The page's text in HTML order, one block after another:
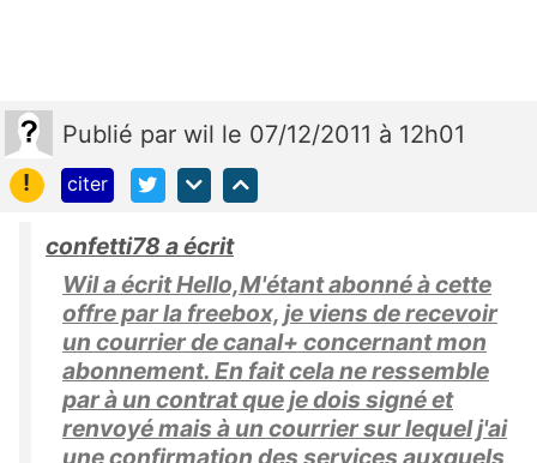
Publié par wil le 07/12/2011 à 12h01
!
citer
confetti78 a écrit
Wil a écrit Hello,M'étant abonné à cette
offre par la freebox, je viens de recevoir
un courrier de canal+ concernant mon
abonnement. En fait cela ne ressemble
par à un contrat que je dois signé et
renvoyé mais à un courrier sur lequel j'ai
une confirmation des services auxquels